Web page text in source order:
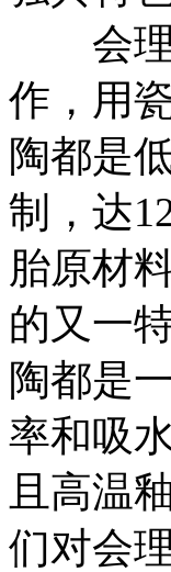
会理
作，用
陶都是
制，达
胎原材
的又一
陶都是
率和吸
且高温
们对会